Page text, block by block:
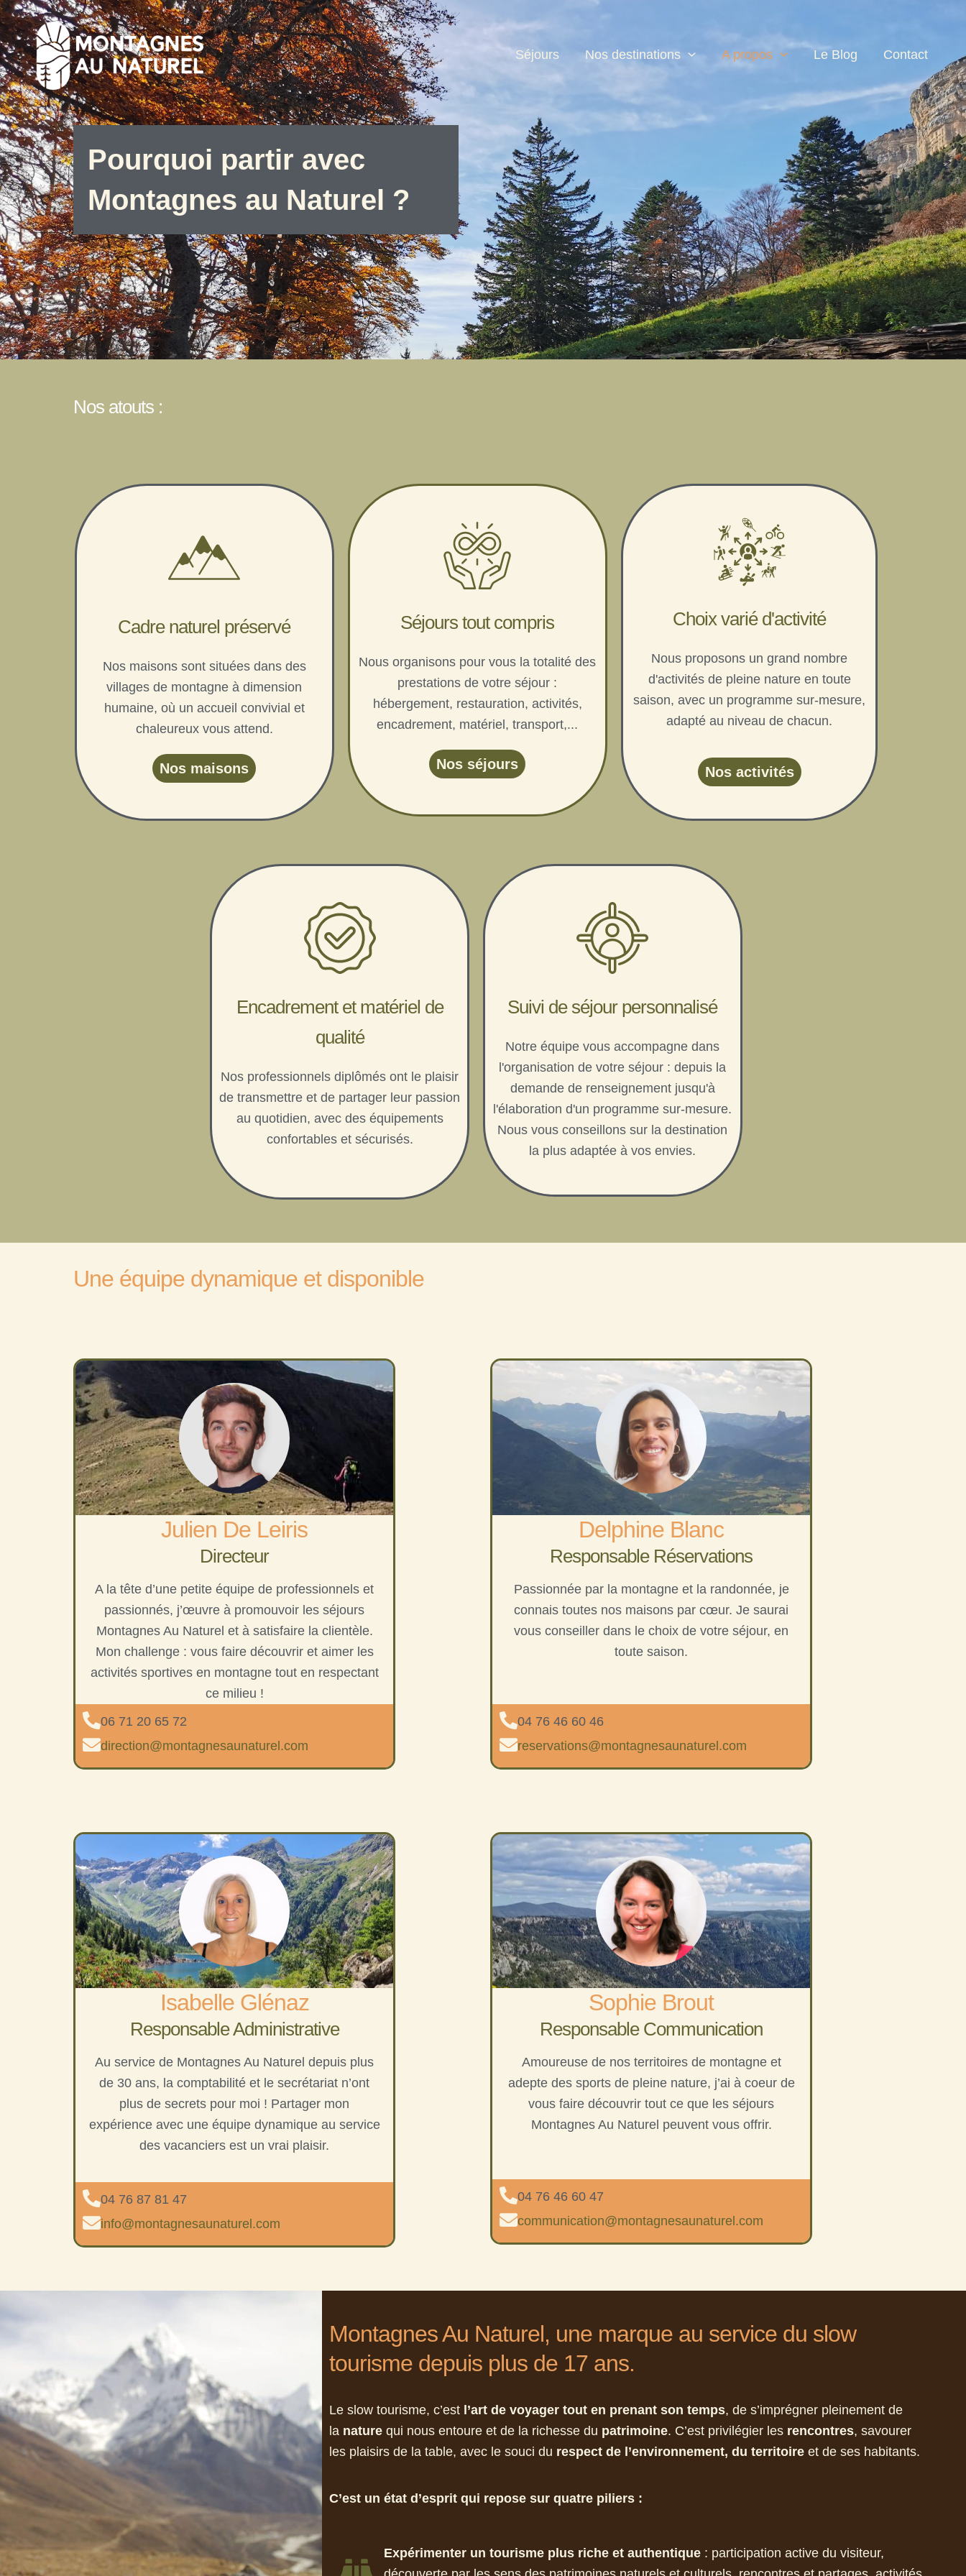
Aller
au
contenu
Séjours Nos destinations A propos Le Blog Contact
Pourquoi partir avec
Montagnes au Naturel ?
Nos atouts :
Cadre naturel préservé
Nos maisons sont situées dans des
villages de montagne à dimension
humaine, où un accueil convivial et
chaleureux vous attend.
Nos maisons
Séjours tout compris
Nous organisons pour vous la totalité des
prestations de votre séjour :
hébergement, restauration, activités,
encadrement, matériel, transport,...
Nos séjours
Choix varié d'activité
Nous proposons un grand nombre
d'activités de pleine nature en toute
saison, avec un programme sur-mesure,
adapté au niveau de chacun.
Nos activités
Encadrement et matériel de
qualité
Nos professionnels diplômés ont le plaisir
de transmettre et de partager leur passion
au quotidien, avec des équipements
confortables et sécurisés.
Suivi de séjour personnalisé
Notre équipe vous accompagne dans
l'organisation de votre séjour : depuis la
demande de renseignement jusqu'à
l'élaboration d'un programme sur-mesure.
Nous vous conseillons sur la destination
la plus adaptée à vos envies.
Une équipe dynamique et disponible
Julien De Leiris
Directeur
A la tête d’une petite équipe de professionnels et
passionnés, j’œuvre à promouvoir les séjours
Montagnes Au Naturel et à satisfaire la clientèle.
Mon challenge : vous faire découvrir et aimer les
activités sportives en montagne tout en respectant
ce milieu !
06 71 20 65 72
direction@montagnesaunaturel.com
Delphine Blanc
Responsable Réservations
Passionnée par la montagne et la randonnée, je
connais toutes nos maisons par cœur. Je saurai
vous conseiller dans le choix de votre séjour, en
toute saison.
04 76 46 60 46
reservations@montagnesaunaturel.com
Isabelle Glénaz
Responsable Administrative
Au service de Montagnes Au Naturel depuis plus
de 30 ans, la comptabilité et le secrétariat n’ont
plus de secrets pour moi ! Partager mon
expérience avec une équipe dynamique au service
des vacanciers est un vrai plaisir.
04 76 87 81 47
info@montagnesaunaturel.com
Sophie Brout
Responsable Communication
Amoureuse de nos territoires de montagne et
adepte des sports de pleine nature, j’ai à coeur de
vous faire découvrir tout ce que les séjours
Montagnes Au Naturel peuvent vous offrir.
04 76 46 60 47
communication@montagnesaunaturel.com
Montagnes Au Naturel, une marque au service du slow
tourisme depuis plus de 17 ans.
Le slow tourisme, c’est l’art de voyager tout en prenant son temps, de s’imprégner pleinement de
la naturequi nous entoure et de la richesse du patrimoine. C’est privilégier lesrencontres, savourer
les plaisirs de la table, avec le souci du respect de l’environnement, du territoireet de ses habitants.
C’est un état d’esprit qui repose sur quatre piliers :
Expérimenter un tourisme plus riche et authentique: participation active du visiteur,